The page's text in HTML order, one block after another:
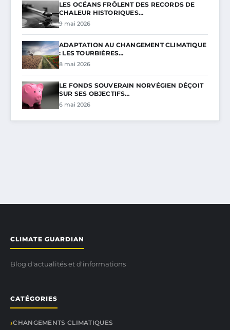
LES OCÉANS FRÔLENT DES RECORDS DE
CHALEUR HISTORIQUES…
9 mai 2026
ADAPTATION AU CHANGEMENT CLIMATIQUE
: LES TOURBIÈRES…
8 mai 2026
LE FONDS SOUVERAIN NORVÉGIEN DÉÇOIT
SUR SES OBJECTIFS…
6 mai 2026
CLIMATE GUARDIAN
Blog d'actualités et d'informations
CATÉGORIES
CHANGEMENTS CLIMATIQUES